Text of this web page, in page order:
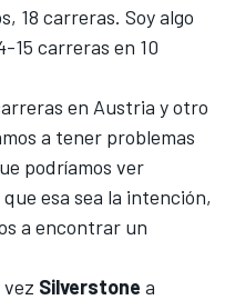
18 carreras. Soy algo
15 carreras en 10
en Austria y otro
a tener problemas
podríamos ver
esa sea la intención,
a encontrar un
Silverstone a